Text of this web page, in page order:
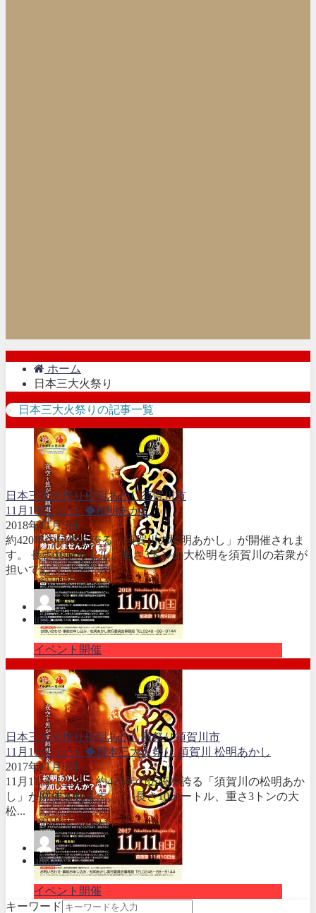
ホーム
日本三大火祭り
日本三大火祭りの記事一覧
イベント開催
日本三大火祭り 松明あかし須賀川市
11月10日（土）◆松明あかし
2018年11月5日
約420年の伝統を誇る「須賀川の松明あかし」が開催されま
す。 長さ10メートル、重さ3トンの大松明を須賀川の若衆が
担いで...
info
イベント開催
日本三大火祭り松明あかし秋祭り須賀川市
11月11日（土）◆日本三大火祭り 須賀川 松明あかし
2017年11月6日
11月11日（土）、約420年の伝統を誇る「須賀川の松明あか
し」が開催されます。 長さ10メートル、重さ3トンの大
松...
admin
キーワード